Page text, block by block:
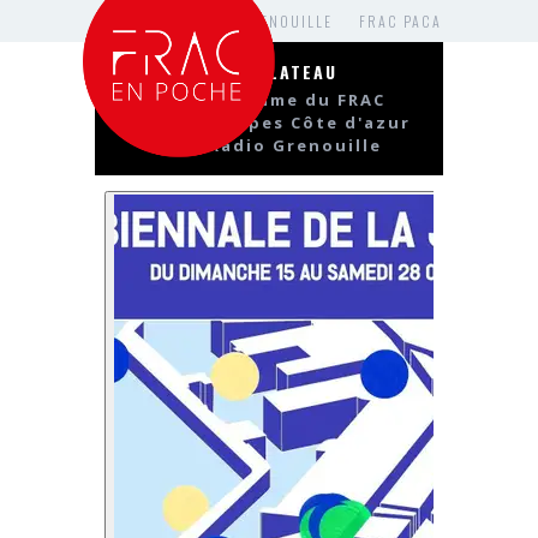
FRAC PACA
RADIO GRENOUILLE
6ÈME PLATEAU
Le programme du FRAC
Provence Alpes Côte d'azur
avec Radio Grenouille